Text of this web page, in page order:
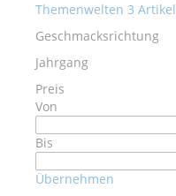
Themenwelten 3 Artikel
Geschmacksrichtung
Jahrgang
Preis
Von
Bis
Übernehmen